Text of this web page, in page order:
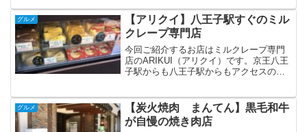
が、古民家風な建物が目印のお店です。
赤い橋がいいですね。こち...
グルメ
【アリクイ】八王子駅すぐのミル
クレープ専門店
今回ご紹介するお店はミルクレープ専門
店のARIKUI（アリクイ）です。京王八王
子駅からも八王子駅からもアクセスのよ
はアリクイのロゴがばっちし登場。ショ
ーケースにはた...
グルメ
【炭火焼肉 まんてん】黒毛和牛
が自慢の焼き肉店